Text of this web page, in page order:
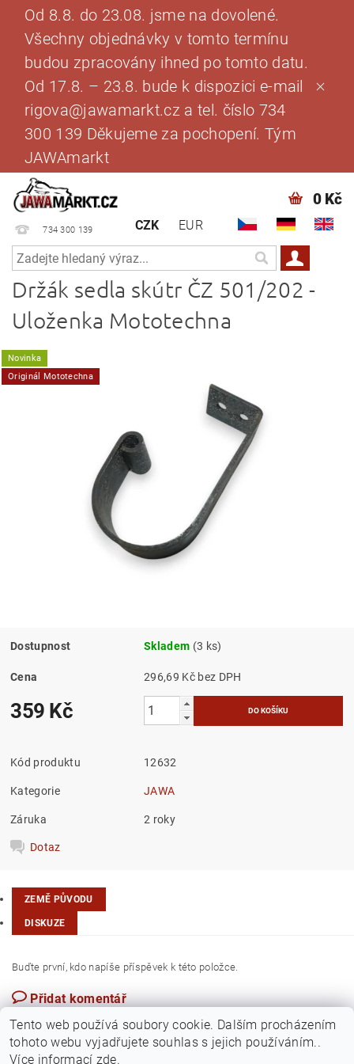
Od 8.8. do 23.08. jsme na dovolené.
Všechny objednávky v tomto termínu
budou zpracovány ihned po tomto datu.
Od 17.8. – 23.8. bude k dispozici e-mail
rigova@jawamarkt.cz a tel. číslo 734
300 139 Děkujeme za pochopení. Tým
JAWAmarkt
734 300 139 CZK EUR
0 Kč
Držák sedla skútr ČZ 501/202 -
Uloženka Mototechna
Novinka
Originál Mototechna
Dostupnost Skladem (3 ks)
Cena 296,69 Kč bez DPH
359 Kč
Kód produktu 12632
Kategorie JAWA
Záruka 2 roky
Dotaz
ZEMĚ PŮVODU
DISKUZE
Buďte první, kdo napíše příspěvek k této položce.
Přidat komentář
Tento web používá soubory cookie. Dalším procházením
tohoto webu vyjadřujete souhlas s jejich používáním..
Více informací zde.